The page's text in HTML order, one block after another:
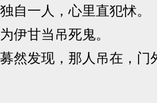
自一人，心里直犯怵。
伊甘当吊死鬼。
然发现，那人吊在，门